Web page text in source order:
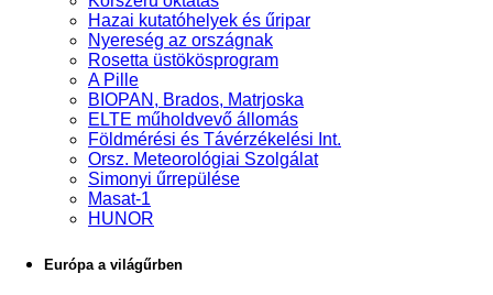
Hazai kutatóhelyek és űripar
Nyereség az országnak
Rosetta üstökösprogram
A Pille
BIOPAN, Brados, Matrjoska
ELTE műholdvevő állomás
Földmérési és Távérzékelési Int.
Orsz. Meteorológiai Szolgálat
Simonyi űrrepülése
Masat-1
HUNOR
Európa a világűrben